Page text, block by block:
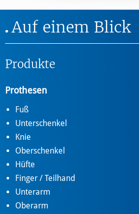
Auf einem Blick
Produkte
Prothesen
Fuß
Unterschenkel
Knie
Oberschenkel
Hüfte
Finger / Teilhand
Unterarm
Oberarm